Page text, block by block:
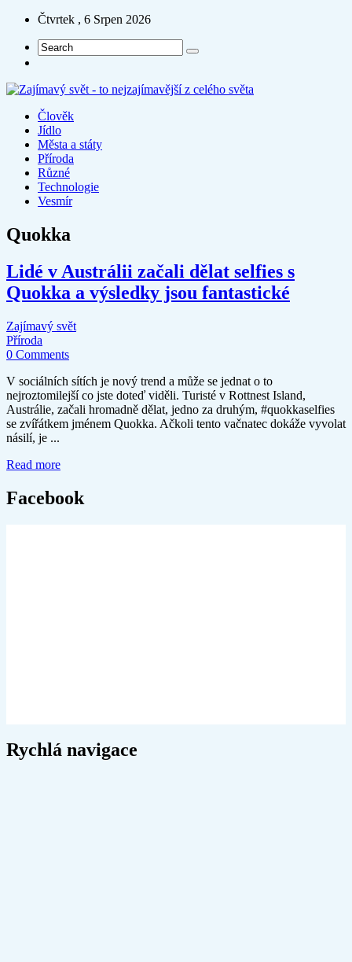
Čtvrtek , 6 Srpen 2026
Člověk
Jídlo
Města a státy
Příroda
Různé
Technologie
Vesmír
Quokka
Lidé v Austrálii začali dělat selfies s
Quokka a výsledky jsou fantastické
Zajímavý svět
Příroda
0 Comments
V sociálních sítích je nový trend a může se jednat o to
nejroztomilejší co jste doteď viděli. Turisté v Rottnest Island,
Austrálie, začali hromadně dělat, jedno za druhým, #quokkaselfies
se zvířátkem jménem Quokka. Ačkoli tento vačnatec dokáže vyvolat
násilí, je ...
Read more
Facebook
Rychlá navigace